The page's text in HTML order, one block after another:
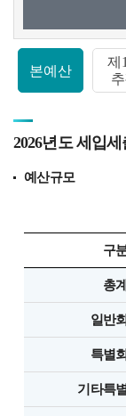
본예산
제
2026년도 세입
예산규모
구
총계
일반
특별
기타특